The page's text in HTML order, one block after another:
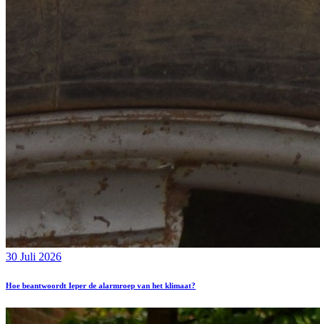
30 Juli 2026
Hoe beantwoordt Ieper de alarmroep van het klimaat?